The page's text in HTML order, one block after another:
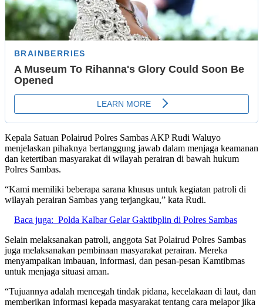
Kepala Satuan Polairud Polres Sambas AKP Rudi Waluyo
menjelaskan pihaknya bertanggung jawab dalam menjaga keamanan
dan ketertiban masyarakat di wilayah perairan di bawah hukum
Polres Sambas.
“Kami memiliki beberapa sarana khusus untuk kegiatan patroli di
wilayah perairan Sambas yang terjangkau,” kata Rudi.
Baca juga: Polda Kalbar Gelar Gaktibplin di Polres Sambas
Selain melaksanakan patroli, anggota Sat Polairud Polres Sambas
juga melaksanakan pembinaan masyarakat perairan. Mereka
menyampaikan imbauan, informasi, dan pesan-pesan Kamtibmas
untuk menjaga situasi aman.
“Tujuannya adalah mencegah tindak pidana, kecelakaan di laut, dan
memberikan informasi kepada masyarakat tentang cara melapor jika